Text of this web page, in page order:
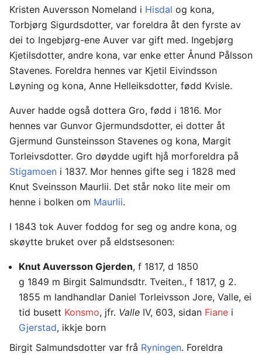
Kristen Auversson Nomeland i Hisdal og kona,
Torbjørg Sigurdsdotter, var foreldra åt den fyrste av
dei to Ingebjørg-ene Auver var gift med. Ingebjørg
Kjetilsdotter, andre kona, var enke etter Ånund Pålsson
Stavenes. Foreldra hennes var Kjetil Eivindsson
Løyning og kona, Anne Helleiksdotter, fødd Kvisle.
Auver hadde også dottera Gro, fødd i 1816. Mor
hennes var Gunvor Gjermundsdotter, ei dotter åt
Gjermund Gunsteinsson Stavenes og kona, Margit
Torleivsdotter. Gro døydde ugift hjå morforeldra på
Stigamoen i 1837. Mor hennes gifte seg i 1828 med
Knut Sveinsson Maurlii. Det står noko lite meir om
henne i bolken om Maurlii.
I 1843 tok Auver foddog for seg og andre kona, og
skøytte bruket over på eldstsesonen:
Knut Auversson Gjerden, f 1817, d 1850
g 1849 m Birgit Salmundsdtr. Tveiten., f 1817, g 2.
1855 m landhandlar Daniel Torleivsson Jore, Valle, ei
tid busett Konsmo, jfr. Valle IV, 603, sidan Fiane i
Gjerstad, ikkje born
Birgit Salmundsdotter var frå Ryningen. Foreldra